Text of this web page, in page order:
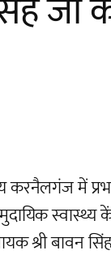
में
श्री बावन